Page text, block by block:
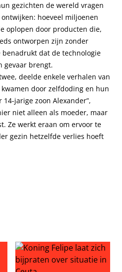
gezichten de wereld vragen
hoeveel miljoenen
oplopen door producten die,
ontworpen zijn zonder
benadrukt dat de technologie
gevaar brengt.
deelde enkele verhalen van
door zelfdoding en hun
jarige zoon Alexander”,
niet alleen als moeder, maar
Ze werkt eraan om ervoor te
gezin hetzelfde verlies hoeft